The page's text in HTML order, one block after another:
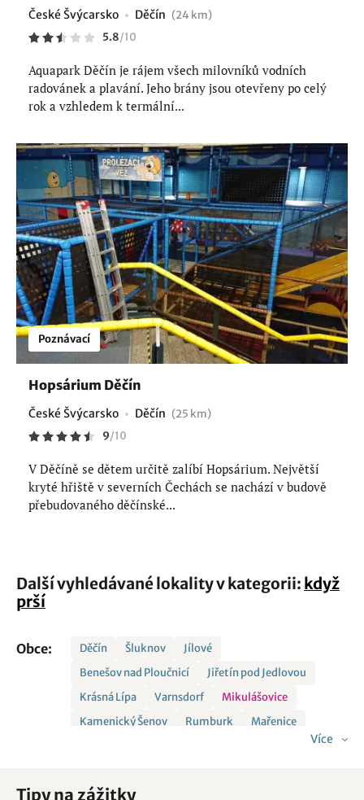
České Švýcarsko Děčín (24 km)
5.8/10
Aquapark Děčín je rájem všech milovníků vodních
radovánek a plavání. Jeho brány jsou otevřeny po celý
rok a vzhledem k termální...
Poznávací
Hopsárium Děčín
České Švýcarsko Děčín (25 km)
9/10
V Děčíně se dětem určitě zalíbí Hopsárium. Největší
kryté hřiště v severních Čechách se nachází v budově
přebudovaného děčínské...
Další vyhledávané lokality v kategorii: když
prší
Obce: Děčín Šluknov
Jílové
Benešov nad Ploučnicí
Jiřetín pod Jedlovou
Krásná Lípa
Varnsdorf
Mikulášovice
Kamenický Šenov
Rumburk Mařenice
Více
Tipy na zážitky